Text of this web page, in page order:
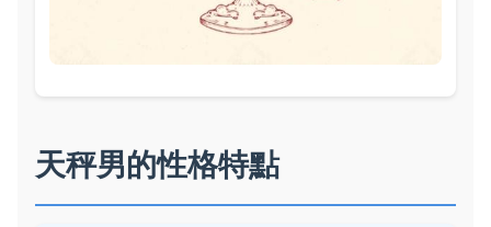
天秤男的性格特點